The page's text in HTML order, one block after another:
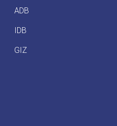
ADB
IDB
GIZ